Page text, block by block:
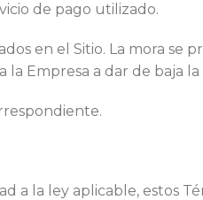
de pago utilizado.
en el Sitio. La mora
Empresa a dar de baja
a la ley aplicable, estos